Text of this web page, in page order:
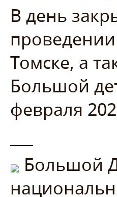
В день
Томске, а
Большой
февраля
Большой